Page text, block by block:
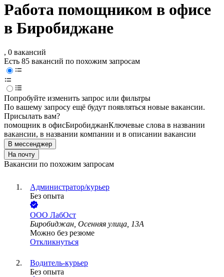
Работа помощником в офисе
в Биробиджане
, 0 вакансий
Есть 85 вакансий по похожим запросам
Попробуйте изменить запрос или фильтры
По вашему запросу ещё будут появляться новые вакансии.
Присылать вам?
помощник в офисБиробиджанКлючевые слова в названии
вакансии, в названии компании и в описании вакансии
В мессенджер
На почту
Вакансии по похожим запросам
Администратор/курьер
Без опыта
ООО ЛабОст
Биробиджан, Осенняя улица, 13А
Можно без резюме
Откликнуться
Водитель-курьер
Без опыта